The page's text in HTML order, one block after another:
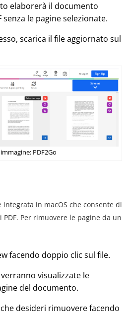
elaborerà il documento
le pagine selezionate.
scarica il file aggiornato sul
PDF2Go
integrata in macOS che consente di
Per rimuovere le pagine da un
facendo doppio clic sul file.
visualizzate le
del documento.
desideri rimuovere facendo